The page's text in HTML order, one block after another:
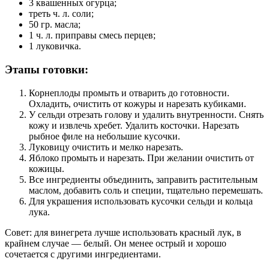
3 квашенных огурца;
треть ч. л. соли;
50 гр. масла;
1 ч. л. приправы смесь перцев;
1 луковичка.
Этапы готовки:
Корнеплоды промыть и отварить до готовности.
Охладить, очистить от кожуры и нарезать кубиками.
У сельди отрезать голову и удалить внутренности. Снять
кожу и извлечь хребет. Удалить косточки. Нарезать
рыбное филе на небольшие кусочки.
Луковицу очистить и мелко нарезать.
Яблоко промыть и нарезать. При желании очистить от
кожицы.
Все ингредиенты объединить, заправить растительным
маслом, добавить соль и специи, тщательно перемешать.
Для украшения использовать кусочки сельди и кольца
лука.
Совет: для винегрета лучше использовать красный лук, в
крайнем случае — белый. Он менее острый и хорошо
сочетается с другими ингредиентами.